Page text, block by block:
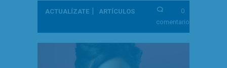
ACTUALÍZATE | ARTÍCULOS
0
comentarios